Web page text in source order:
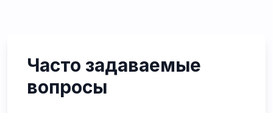
Часто задаваемые
вопросы